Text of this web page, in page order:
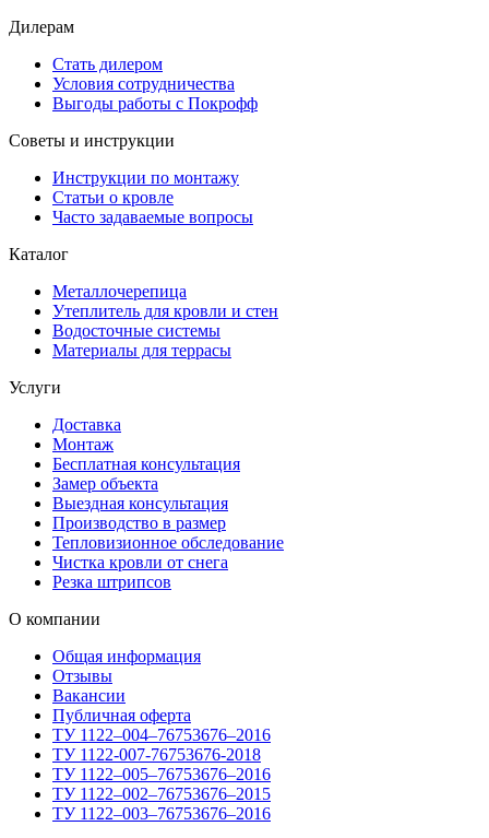
Дилерам
Стать дилером
Условия сотрудничества
Выгоды работы с Покрофф
Советы и инструкции
Инструкции по монтажу
Статьи о кровле
Часто задаваемые вопросы
Каталог
Металлочерепица
Утеплитель для кровли и стен
Водосточные системы
Материалы для террасы
Услуги
Доставка
Монтаж
Бесплатная консультация
Замер объекта
Выездная консультация
Производство в размер
Тепловизионное обследование
Чистка кровли от снега
Резка штрипсов
О компании
Общая информация
Отзывы
Вакансии
Публичная оферта
ТУ 1122–004–76753676–2016
ТУ 1122-007-76753676-2018
ТУ 1122–005–76753676–2016
ТУ 1122–002–76753676–2015
ТУ 1122–003–76753676–2016